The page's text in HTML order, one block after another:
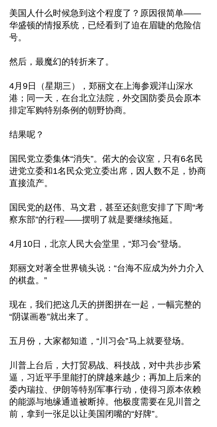
美国人什么时候急到这个程度了？原因很简单——
华盛顿的情报系统，已经看到了迫在眉睫的危险信
号。
然后，最魔幻的转折来了。
4月9日（星期三），郑丽文在上海参观洋山深水
港；同一天，在台北立法院，外交国防委员会原本
排定军购特别条例的朝野协商。
结果呢？
国民党立委集体“消失”。偌大的会议室，只有6名民
进党立委和1名民众党立委出席，因人数不足，协商
直接流产。
国民党的赵伟、马文君，甚至还刻意安排了下周“考
察东部”的行程——摆明了就是要继续拖延。
4月10日，北京人民大会堂里，“郑习会”登场。
郑丽文对著全世界镜头说：“台海不应成为外力介入
的棋盘。”
现在，我们把这几天的拼图拼在一起，一幅完整的
“阴谋画卷”就出来了。
五月份，大家都知道，“川习会”马上就要登场。
川普上台后，大打贸易战、科技战，对中共步步紧
逼，习近平手里能打的牌越来越少；再加上后来的
委内瑞拉、伊朗等特别军事行动，使得习原本依赖
的能源与地缘通道被断掉。他极度需要在见川普之
前，拿到一张足以让美国闭嘴的“好牌”。